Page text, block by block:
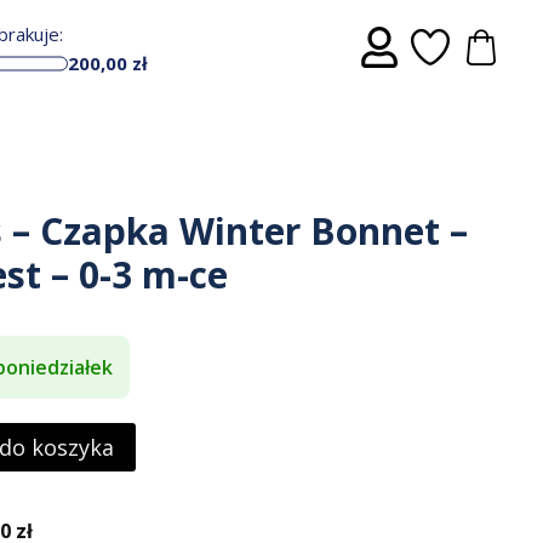
200,00 zł
Czapka Winter Bonnet –
– 0-3 m-ce
koszyka
zł